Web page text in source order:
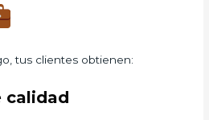
tus clientes obtienen:
calidad